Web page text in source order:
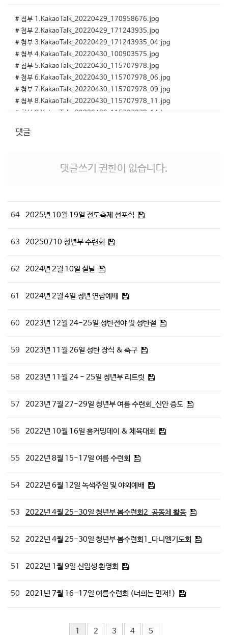
# 첨부 1.KakaoTalk_20220429_170958676.jpg
# 첨부 2.KakaoTalk_20220429_171243935.jpg
# 첨부 3.KakaoTalk_20220429_171243935_04.jpg
# 첨부 4.KakaoTalk_20220430_100903575.jpg
# 첨부 5.KakaoTalk_20220430_115707978.jpg
# 첨부 6.KakaoTalk_20220430_115707978_06.jpg
# 첨부 7.KakaoTalk_20220430_115707978_09.jpg
# 첨부 8.KakaoTalk_20220430_115707978_11.jpg
# 첨부 9.KakaoTalk_20220430_115707978_14.jpg
# 첨부 11.KakaoTalk_20220430_172323617.jpg
# 첨부 14.KakaoTalk_20220430_172323617_15.jpg
댓글
댓글쓰기 권한이 없습니다.
64 2025년 10월 19일 전도축제 선포식
63 20250710 청년부 수련회
62 2024년 2월 10일 설날
61 2024년 2월 4일 청년 연합예배
60 2023년 12월 24-25일 성탄전야 및 성탄절
59 2023년 11월 26일 성탄 장식 & 축구
58 2023년 11월 24 - 25일 청년부 리트릿
57 2023년 7월 27-29일 청년부 여름 수련회_신안 증도
56 2022년 10월 16일 홈커밍데이 & 체육대회
55 2022년 8월 15-17일 여름 수련회
54 2022년 6월 12일 녹색주일 및 야외예배
53 2022년 4월 25-30일 청년부 봄수련회2_공동체 활동
52 2022년 4월 25-30일 청년부 봄수련회1_다니엘기도회
51 2022년 1월 9일 신입생 환영회
50 2021년 7월 16-17일 여름수련회 (너희는 먼저!)
1 2 3 4 5